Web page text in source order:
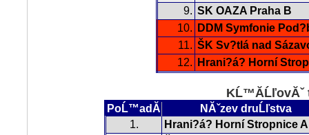
9. SK OAZA Praha B
10.
DDM Symfonie
11. ŠK Sv?tlá nad
12.
Hrani?á? Horní
KĹ™Ă­ĹľovĂˇ
PoĹ™adĂ­
NĂˇzev druĹľstva
1.
Hrani?á? Horní Stropnice A